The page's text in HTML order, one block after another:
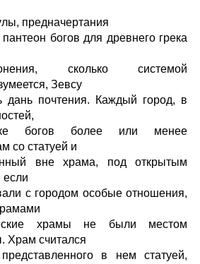
предначертания
богов для древнего грека
сколько системой
Зевсу
дань почтения. Каждый город, в
богов более или менее
со статуей и
вне храма, под открытым
если
с городом особые отношения,
храмы не были местом
Храм считался
в нем статуей,